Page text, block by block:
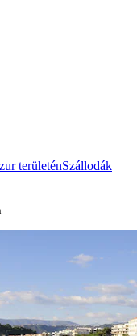
területénSzállodák